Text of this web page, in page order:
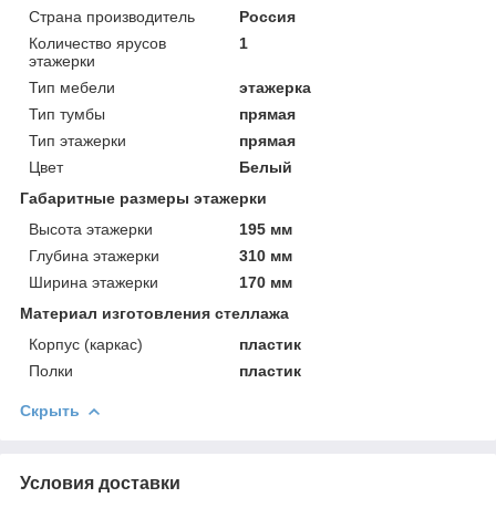
Страна производитель
Россия
Количество ярусов
этажерки
1
Тип мебели
этажерка
Тип тумбы
прямая
Тип этажерки
прямая
Цвет
Белый
Габаритные размеры этажерки
Высота этажерки
195 мм
Глубина этажерки
310 мм
Ширина этажерки
170 мм
Материал изготовления стеллажа
Корпус (каркас)
пластик
Полки
пластик
Скрыть
Условия доставки